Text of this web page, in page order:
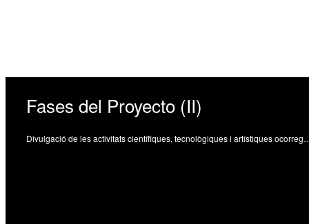
Fases del Proyecto (II)
Divulgació de les activitats científiques,